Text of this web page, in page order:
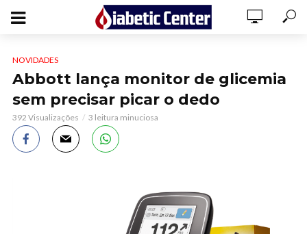
NOVIDADES
Abbott lança monitor de glicemia
sem precisar picar o dedo
392 Visualizações 3 leitura minuciosa